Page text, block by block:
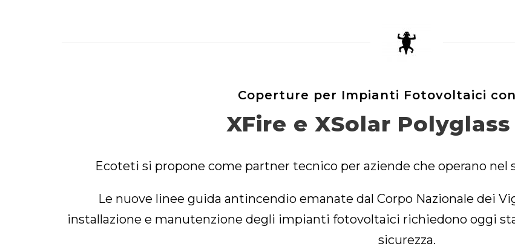
Coperture per Impianti Fotovoltaici
XFire e XSolar
Ecoteti si propone come partner tecnico per aziende che operano
Le nuove linee guida antincendio emanate dal Corpo Nazionale dei
installazione e manutenzione degli impianti fotovoltaici richiedono oggi
sicurezza.